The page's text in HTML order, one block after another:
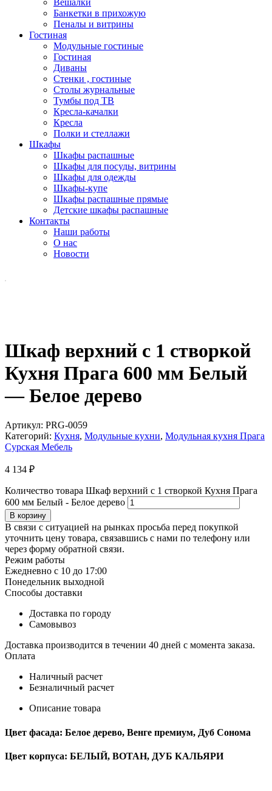
Вешалки
Банкетки в прихожую
Пеналы и витрины
Гостиная
Модульные гостиные
Гостиная
Диваны
Стенки , гостиные
Столы журнальные
Тумбы под ТВ
Кресла-качалки
Кресла
Полки и стеллажи
Шкафы
Шкафы распашные
Шкафы для посуды, витрины
Шкафы для одежды
Шкафы-купе
Шкафы распашные прямые
Детские шкафы распашные
Контакты
Наши работы
О нас
Новости
Шкаф верхний с 1 створкой
Кухня Прага 600 мм Белый
— Белое дерево
Артикул: PRG-0059
Категорий: Кухня, Модульные кухни, Модульная кухня Прага
Сурская Мебель
4 134 ₽
Количество товара Шкаф верхний с 1 створкой Кухня Прага
600 мм Белый - Белое дерево
В корзину
В связи с ситуацией на рынках просьба перед покупкой
уточнить цену товара, связавшись с нами по телефону или
через форму обратной связи.
Режим работы
Ежедневно с 10 до 17:00
Понедельник выходной
Способы доставки
Доставка по городу
Самовывоз
Доставка производится в течении 40 дней с момента заказа.
Оплата
Наличный расчет
Безналичный расчет
Описание товара
Цвет фасада: Белое дерево, Венге премиум, Дуб Сонома
Цвет корпуса: БЕЛЫЙ, ВОТАН, ДУБ КАЛЬЯРИ